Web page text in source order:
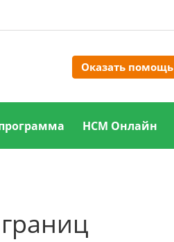
Оказать помощь
НСМ Онлайн